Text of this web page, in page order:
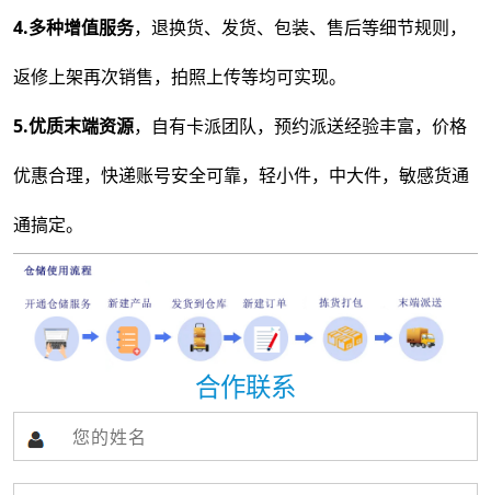
4.多种增值服务，退换货、发货、包装、售后等细节规则，
返修上架再次销售，拍照上传等均可实现。
5.优质末端资源，自有卡派团队，预约派送经验丰富，价格
优惠合理，快递账号安全可靠，轻小件，中大件，敏感货通
通搞定。
合作联系